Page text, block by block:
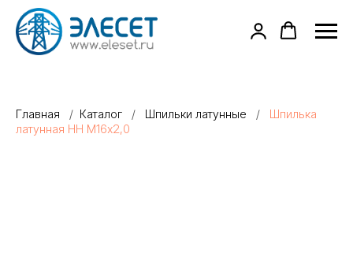
Главная / Каталог / Шпильки латунные /
Шпилька
латунная НН М16х2,0